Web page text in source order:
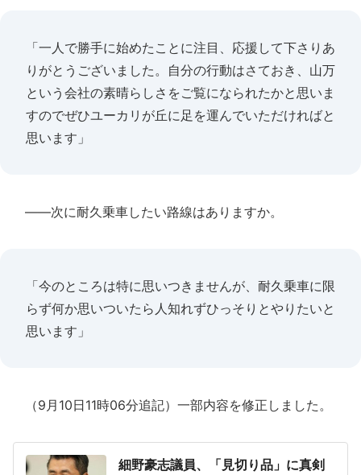
「一人で勝手に始めたことに注目、応援して下さりあ
りがとうございました。自分の行動はさておき、山万
という会社の素晴らしさをご覧になられたかと思いま
すのでぜひユーカリが丘に足を運んでいただければと
思います」
――次に耐久乗車したい路線はありますか。
「今のところは特に思いつきませんが、耐久乗車に限
らず何か思いついたら人知れずひっそりとやりたいと
思います」
（9月10日11時06分追記）一部内容を修正しました。
細野豪志議員、「見切り品」に真剣